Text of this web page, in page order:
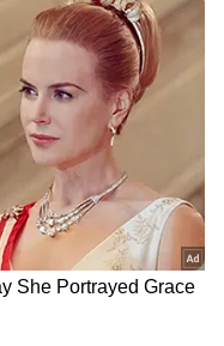
ഏഷ്യാനെറ്റ്
News
—
സമയത്തും,
വാർത്തകൾ